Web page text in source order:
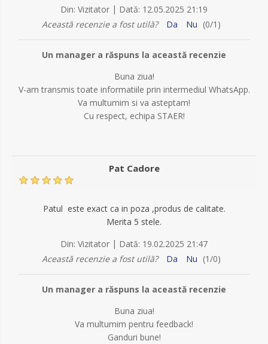
Din: Vizitator | Dată: 12.05.2025 21:19
Această recenzie a fost utilă?
Da Nu (0/1 )
Un manager a răspuns la această recenzie
Buna ziua!
V-am transmis toate informatiile prin intermediul WhatsApp.
Va multumim si va asteptam!
Cu respect, echipa STAER!
Pat Cadore
Patul este exact ca in poza ,produs de calitate.
Merita 5 stele.
Din: Vizitator | Dată: 19.02.2025 21:47
Această recenzie a fost utilă?
Da Nu (1/0)
Un manager a răspuns la această recenzie
Buna ziua!
Va multumim pentru feedback!
Ganduri bune!